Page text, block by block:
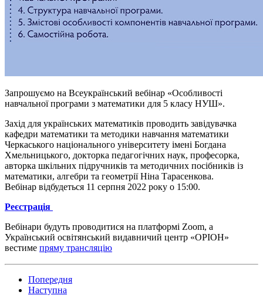
Запрошуємо на Всеукраїнський вебінар «Особливості
навчальної програми з математики для 5 класу НУШ».
Захід для українських математиків проводить завідувачка
кафедри математики та методики навчання математики
Черкаського національного університету імені Богдана
Хмельницького, докторка педагогічних наук, професорка,
авторка шкільних підручників та методичних посібників із
математики, алгебри та геометрії Ніна Тарасенкова.
Вебінар відбудеться 11 серпня 2022 року о 15:00.
Реєстрація
Вебінари будуть проводитися на платформі Zoom, а
Український освітянський видавничий центр «ОРІОН»
вестиме пряму трансляцію
Попередня
Наступна